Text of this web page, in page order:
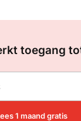
toegang
1 maand gratis